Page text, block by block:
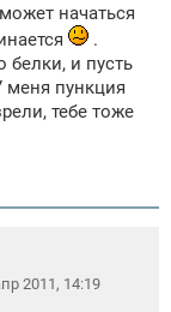
начаться
.
и пусть
меня пункция
тебе тоже
2011, 14:19